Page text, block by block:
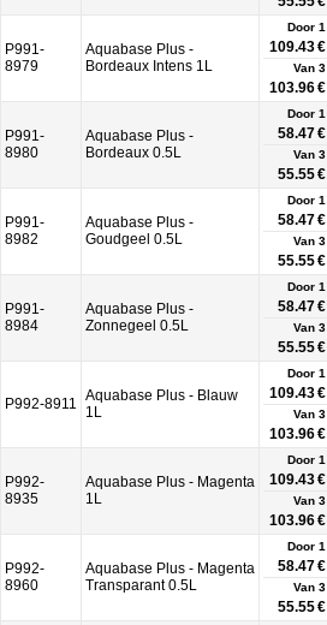
P991-
8979
Aquabase Plus -
Bordeaux Intens 1L
Door 1
109.43 €
Van 3
103.96 €
P991-
8980
Aquabase Plus -
Bordeaux 0.5L
Door 1
58.47 €
Van 3
55.55 €
P991-
8982
Aquabase Plus -
Goudgeel 0.5L
Door 1
58.47 €
Van 3
55.55 €
P991-
8984
Aquabase Plus -
Zonnegeel 0.5L
Door 1
58.47 €
Van 3
55.55 €
P992-8911 Aquabase Plus - Blauw
1L
Door 1
109.43 €
Van 3
103.96 €
P992-
8935
Aquabase Plus - Magenta
1L
Door 1
109.43 €
Van 3
103.96 €
P992-
8960
Aquabase Plus - Magenta
Transparant 0.5L
Door 1
58.47 €
Van 3
55.55 €